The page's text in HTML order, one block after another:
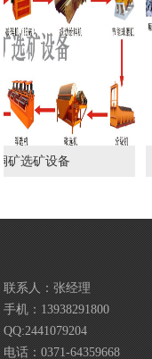
选矿设备
联系人：张经理
手机：13938291800
QQ:2441079204
电话：0371-64359668